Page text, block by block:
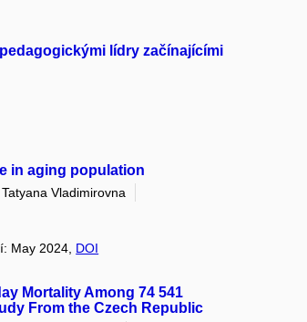
lídry začínajícími
in aging population
Vladimirovna
May 2024, DOI
Mortality Among 74 541
From the Czech Republic